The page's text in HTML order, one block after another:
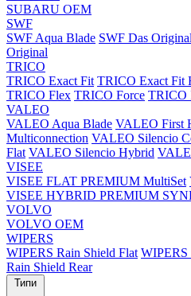
SUBARU OEM
SWF
SWF Aqua Blade SWF Das Original
Original
TRICO
TRICO Exact Fit TRICO Exact Fit
TRICO Flex TRICO Force TRICO
VALEO
VALEO Aqua Blade VALEO First
Multiconnection VALEO Silencio
Flat VALEO Silencio Hybrid
VISEE
VISEE FLAT PREMIUM MultiSet
VISEE HYBRID PREMIUM
VOLVO
VOLVO OEM
WIPERS
WIPERS Rain Shield Flat WIPERS
Rain Shield Rear
Типи